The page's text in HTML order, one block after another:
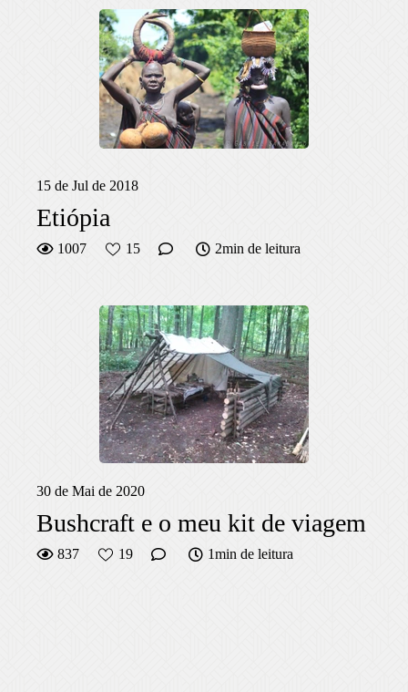
15 de Jul de 2018
Etiópia
1007 15 2min de leitura
30 de Mai de 2020
Bushcraft e o meu kit de viagem
837 19 1min de leitura